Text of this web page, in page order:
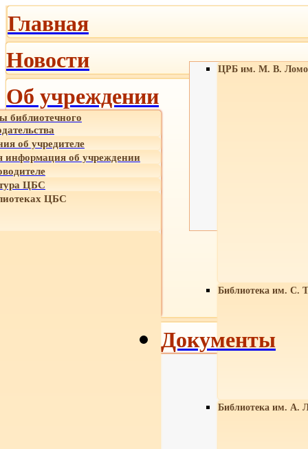
Главная
Новости
Об учреждении
библиотечного
об учредителе
об учреждении
ЦБС
ЦБС
ЦРБ им. М. В.
Библиотека им. С.
Библиотека им. А.
Документы